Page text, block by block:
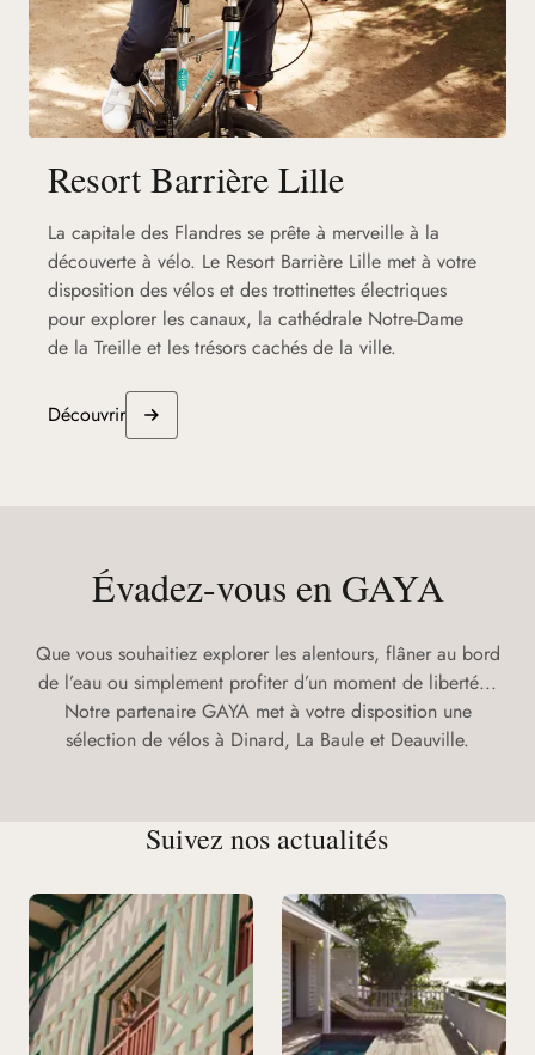
Resort Barrière Lille
La capitale des Flandres se prête à merveille à la
découverte à vélo. Le Resort Barrière Lille met à votre
disposition des vélos et des trottinettes électriques
pour explorer les canaux, la cathédrale Notre-Dame
de la Treille et les trésors cachés de la ville.
Découvrir
Évadez-vous en GAYA
Que vous souhaitiez explorer les alentours, flâner au bord
de l’eau ou simplement profiter d’un moment de liberté...
Notre partenaire GAYA met à votre disposition une
sélection de vélos à Dinard, La Baule et Deauville.
Suivez nos actualités